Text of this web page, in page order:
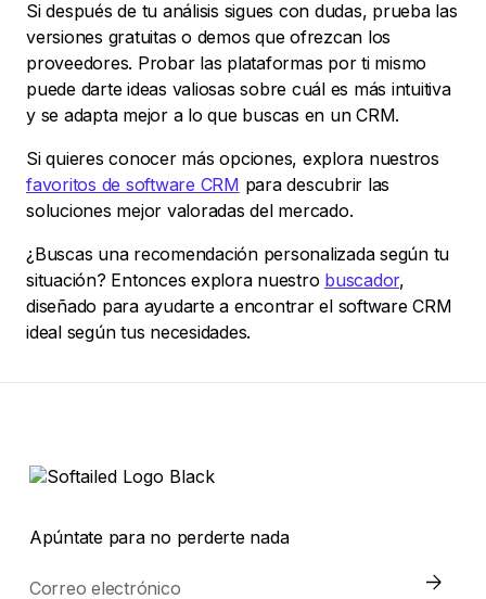
Si después de tu análisis sigues con dudas, prueba las
versiones gratuitas o demos que ofrezcan los
proveedores. Probar las plataformas por ti mismo
puede darte ideas valiosas sobre cuál es más intuitiva
y se adapta mejor a lo que buscas en un CRM.
Si quieres conocer más opciones, explora nuestros
favoritos de software CRM para descubrir las
soluciones mejor valoradas del mercado.
¿Buscas una recomendación personalizada según tu
situación? Entonces explora nuestro buscador,
diseñado para ayudarte a encontrar el software CRM
ideal según tus necesidades.
Apúntate para no perderte nada
Correo electrónico